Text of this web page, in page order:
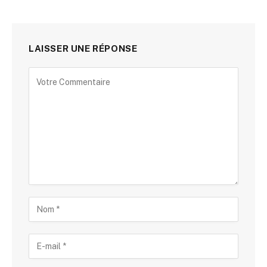
LAISSER UNE RÉPONSE